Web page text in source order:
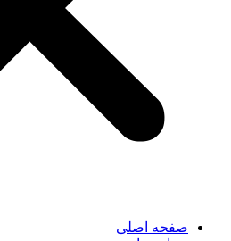
صفحه اصلی